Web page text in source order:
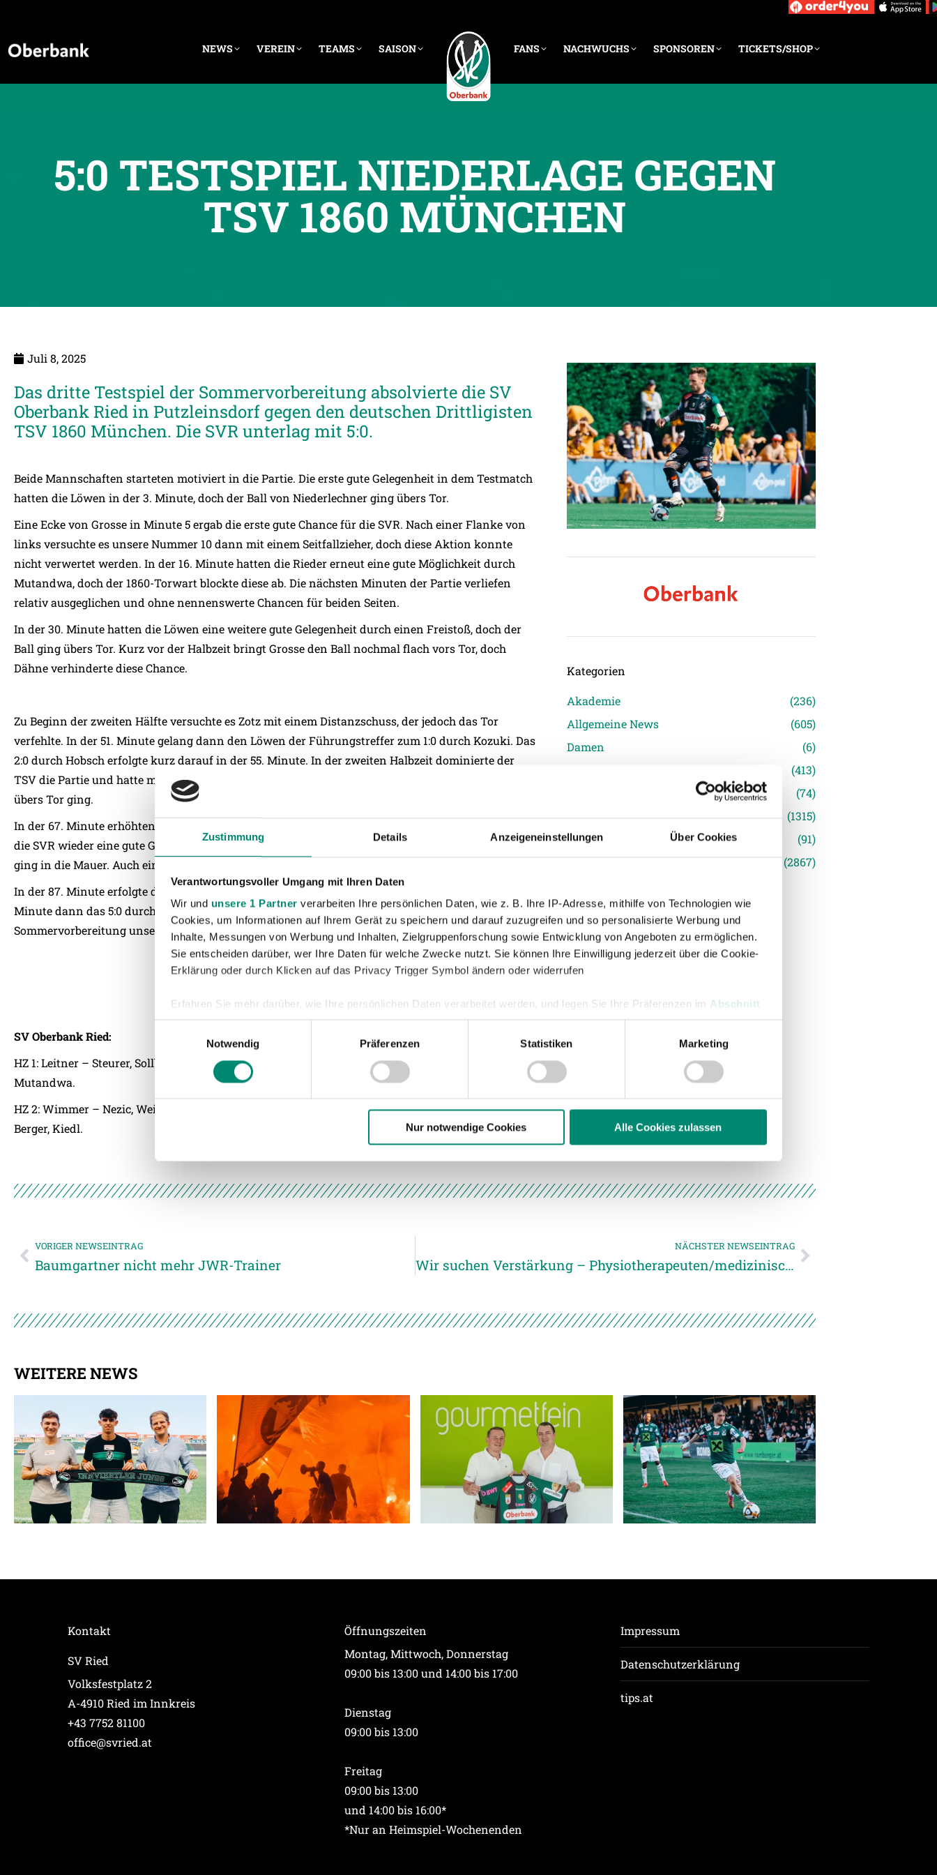
Zustimmung Details Anzeigeneinstellungen Über Cookies
Verantwortungsvoller Umgang mit Ihren Daten
Wir und unsere 1 Partner verarbeiten Ihre persönlichen Daten, wie z. B. Ihre IP-Adresse, mithilfe von Technologien wie
Cookies, um Informationen auf Ihrem Gerät zu speichern und darauf zuzugreifen und so personalisierte Werbung und
Inhalte, Messungen von Werbung und Inhalten, Zielgruppenforschung sowie Entwicklung von Angeboten zu ermöglichen.
Sie entscheiden darüber, wer Ihre Daten für welche Zwecke nutzt. Sie können Ihre Einwilligung jederzeit über die Cookie-
Erklärung oder durch Klicken auf das Privacy Trigger Symbol ändern oder widerrufen
Erfahren Sie mehr darüber, wie Ihre persönlichen Daten verarbeitet werden, und legen Sie Ihre Präferenzen im Abschnitt
Einzelheitenfest.
und die Zugriffe auf unsere Website zu analysieren. Außerdem geben wir Informationen zu Ihrer Verwendung unserer
Notwendig
Präferenzen Statistiken Marketing
Nur notwendige Cookies Alle Cookies zulassen
NEWS VEREIN TEAMS SAISON FANS NACHWUCHS SPONSOREN TICKETS/SHOP
5:0 TESTSPIEL NIEDERLAGE GEGEN
TSV 1860 MÜNCHEN
Juli 8, 2025
Das dritte Testspiel der Sommervorbereitung absolvierte die SV
Oberbank Ried in Putzleinsdorf gegen den deutschen Drittligisten
TSV 1860 München. Die SVR unterlag mit 5:0.
Beide Mannschaften starteten motiviert in die Partie. Die erste gute Gelegenheit in dem Testmatch
hatten die Löwen in der 3. Minute, doch der Ball von Niederlechner ging übers Tor.
Eine Ecke von Grosse in Minute 5 ergab die erste gute Chance für die SVR. Nach einer Flanke von
links versuchte es unsere Nummer 10 dann mit einem Seitfallzieher, doch diese Aktion konnte
nicht verwertet werden. In der 16. Minute hatten die Rieder erneut eine gute Möglichkeit durch
Mutandwa, doch der 1860-Torwart blockte diese ab. Die nächsten Minuten der Partie verliefen
relativ ausgeglichen und ohne nennenswerte Chancen für beiden Seiten.
In der 30. Minute hatten die Löwen eine weitere gute Gelegenheit durch einen Freistoß, doch der
Ball ging übers Tor. Kurz vor der Halbzeit bringt Grosse den Ball nochmal flach vors Tor, doch
Dähne verhinderte diese Chance.
Zu Beginn der zweiten Hälfte versuchte es Zotz mit einem Distanzschuss, der jedoch das Tor
verfehlte. In der 51. Minute gelang dann den Löwen der Führungstreffer zum 1:0 durch Kozuki. Das
2:0 durch Hobsch erfolgte kurz darauf in der 55. Minute. In der zweiten Halbzeit dominierte der
TSV die Partie und hatte mit einem Abschuss in der 65. Minute die nächste Möglichkeit, die jedoch
übers Tor ging.
In der 67. Minute erhöhten die Löwen dann auf 3:0, erneut durch Hobsch. In der 80. Minute hatte
die SVR wieder eine gute Gelegenheit durch einen direkten Freistoß von Rossdorfer, doch der Ball
ging in die Mauer. Auch ein Kopfball von Zotz konnte den Spielstand nicht verändern.
In der 87. Minute erfolgte durch Danhof dann das 4:0 für den TSV 1860 München und in der 90.
Minute dann das 5:0 durch Hobsch. Mit diesem Ergebnis endete das dritte Testspiel der
Sommervorbereitung unserer Sportvereinigung.
SV Oberbank Ried:
HZ 1: Leitner – Steurer, Sollbauer, Havenaar – Scherzer, Mayer, Rasner, Bajic – Grosse – Van Wyk,
Mutandwa.
HZ 2: Wimmer – Nezic, Weissenbacher, Kirnbauer – Zotz, Wernitznig, Scholl, Rossdorfer – Olinga –
Berger, Kiedl.
Kategorien
Akademie
(236)
Allgemeine News
(605)
Damen
(6)
(413)
(74)
Profis
(1315)
Ticketing
(91)
Unkategorisiert
(2867)
VORIGER NEWSEINTRAG
Baumgartner nicht mehr JWR-Trainer
NÄCHSTER NEWSEINTRAG
Wir suchen Verstärkung – Physiotherapeuten/medizinischen (Sport-) Masseur für JWR und Akademie
WEITERE NEWS
Kontakt
SV Ried
Volksfestplatz 2
A-4910 Ried im Innkreis
+43 7752 81100
office@svried.at
Öffnungszeiten
Montag, Mittwoch, Donnerstag
09:00 bis 13:00 und 14:00 bis 17:00
Dienstag
09:00 bis 13:00
Freitag
09:00 bis 13:00
und 14:00 bis 16:00*
*Nur an Heimspiel-Wochenenden
Impressum
Datenschutzerklärung
tips.at